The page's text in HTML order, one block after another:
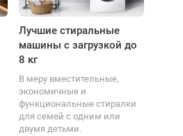
Лучшие стиральные
машины с загрузкой до
8 кг
В меру вместительные,
экономичные и
функциональные стиралки
для семей с одним или
двумя детьми.